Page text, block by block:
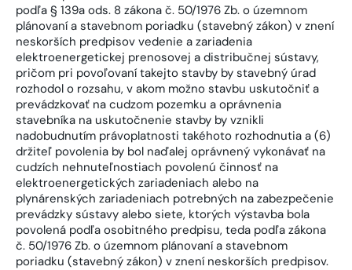
podľa § 139a ods. 8 zákona č. 50/1976 Zb. o územnom
plánovaní a stavebnom poriadku (stavebný zákon) v znení
neskorších predpisov vedenie a zariadenia
elektroenergetickej prenosovej a distribučnej sústavy,
pričom pri povoľovaní takejto stavby by stavebný úrad
rozhodol o rozsahu, v akom možno stavbu uskutočniť a
prevádzkovať na cudzom pozemku a oprávnenia
stavebníka na uskutočnenie stavby by vznikli
nadobudnutím právoplatnosti takéhoto rozhodnutia a (6)
držiteľ povolenia by bol naďalej oprávnený vykonávať na
cudzích nehnuteľnostiach povolenú činnosť na
elektroenergetických zariadeniach alebo na
plynárenských zariadeniach potrebných na zabezpečenie
prevádzky sústavy alebo siete, ktorých výstavba bola
povolená podľa osobitného predpisu, teda podľa zákona
č. 50/1976 Zb. o územnom plánovaní a stavebnom
poriadku (stavebný zákon) v znení neskorších predpisov.